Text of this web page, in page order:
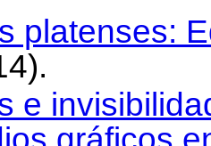
platenses:
e